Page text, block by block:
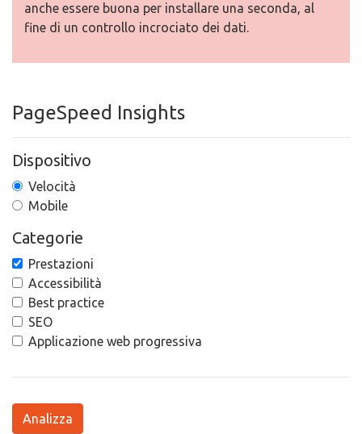
anche essere buona per installare una seconda, al
fine di un controllo incrociato dei dati.
PageSpeed Insights
Dispositivo
Velocità
Mobile
Categorie
Prestazioni
Accessibilità
Best practice
SEO
Applicazione web progressiva
Analizza